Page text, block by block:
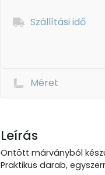
Szállítási idő
Méret
Leírás
Öntött márványból
Praktikus darab,